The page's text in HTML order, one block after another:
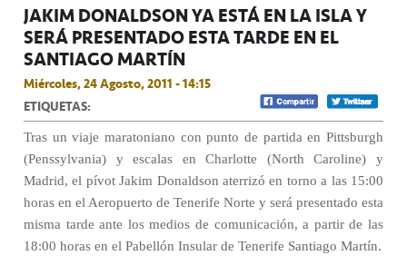
JAKIM DONALDSON YA ESTÁ EN LA ISLA Y
SERÁ PRESENTADO ESTA TARDE EN EL
SANTIAGO MARTÍN
Miércoles, 24 Agosto, 2011 - 14:15
ETIQUETAS:
Tras un viaje maratoniano con punto de partida en Pittsburgh
(Penssylvania) y escalas en Charlotte (North Caroline) y
Madrid, el pívot Jakim Donaldson aterrizó en torno a las 15:00
horas en el Aeropuerto de Tenerife Norte y será presentado esta
misma tarde ante los medios de comunicación, a partir de las
18:00 horas en el Pabellón Insular de Tenerife Santiago Martín.